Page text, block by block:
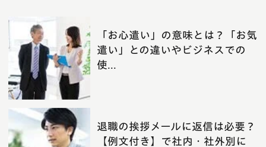
「お心遣い」の意味とは？「お気
遣い」との違いやビジネスでの
使...
退職の挨拶メールに返信は必要？
【例文付き】で社内・社外別に